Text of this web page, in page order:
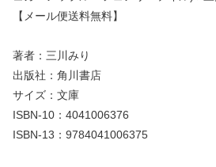
【メール便送料無料】
著者：三川みり
出版社：角川書店
サイズ：文庫
ISBN-10：4041006376
ISBN-13：9784041006375